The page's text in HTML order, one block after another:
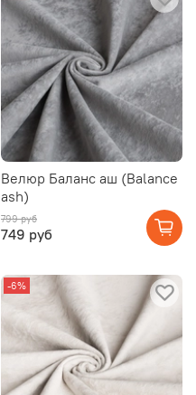
Велюр Баланс аш (Balance
ash)
799 руб
749 руб
-6%